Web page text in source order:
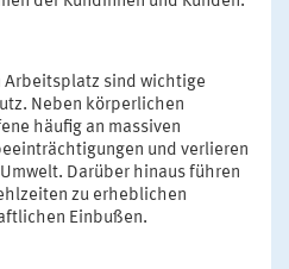
Arbeitsplatz sind wichtige
Neben körperlichen
häufig an massiven
und verlieren
Darüber hinaus führen
zu erheblichen
Einbußen.